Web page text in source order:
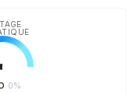
0%